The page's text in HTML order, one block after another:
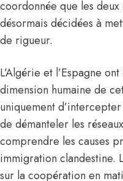
coordonnée que les
désormais décidées à
de rigueur.
L’Algérie et l’Espagne
dimension humaine de
uniquement
de démanteler les
comprendre les causes
immigration clandestine.
sur la coopération en